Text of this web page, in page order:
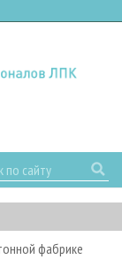
фабрике